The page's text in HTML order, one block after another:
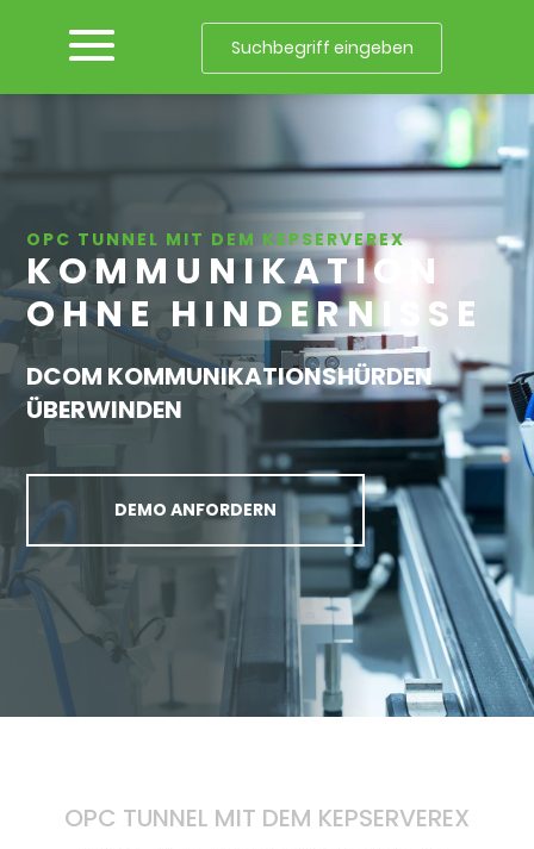
OPC TUNNEL MIT DEM KEPSERVEREX
KOMMUNIKATION
OHNE HINDERNISSE
DCOM KOMMUNIKATIONSHÜRDEN
ÜBERWINDEN
DEMO ANFORDERN
OPC TUNNEL MIT DEM KEPSERVEREX